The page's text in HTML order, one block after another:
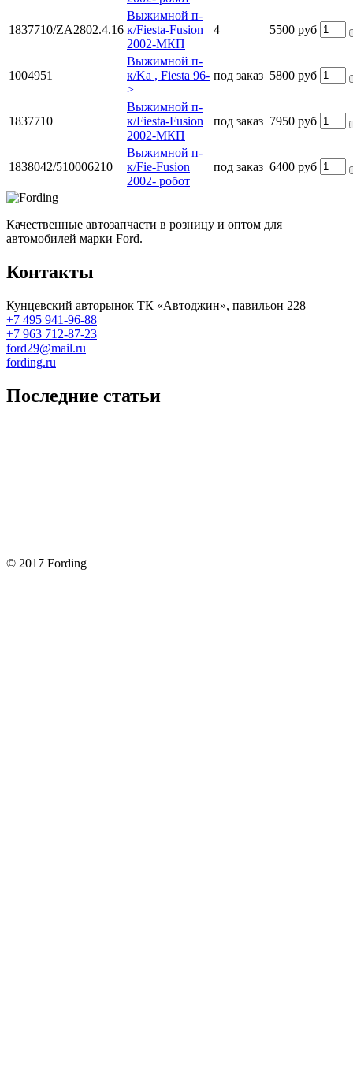
1837710/ZA2802.4.16
Выжимной п-
к/Fiesta-Fusion
2002-МКП
4 5500 руб
1004951
Выжимной п-
к/Ka , Fiesta 96-
>
под заказ 5800 руб
1837710
Выжимной п-
к/Fiesta-Fusion
2002-МКП
под заказ 7950 руб
1838042/510006210
Выжимной п-
к/Fiе-Fusion
2002- робот
под заказ 6400 руб
Качественные автозапчасти в розницу и оптом для
автомобилей марки Ford.
Контакты
Кунцевский авторынок ТК «Автоджин», павильон 228
+7 495 941-96-88
+7 963 712-87-23
ford29@mail.ru
fording.ru
Последние статьи
© 2017 Fording